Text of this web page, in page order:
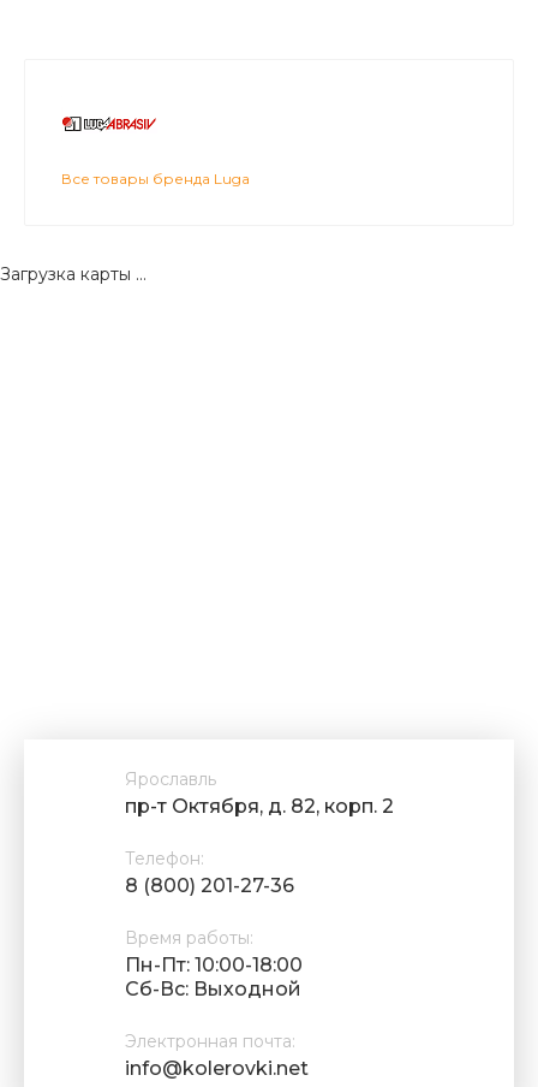
Все товары бренда Luga
Загрузка карты ...
Ярославль
пр-т Октября, д. 82, корп. 2
Телефон:
8 (800) 201-27-36
Время работы:
Пн-Пт: 10:00-18:00
Cб-Вс: Выходной
Электронная почта:
info@kolerovki.net